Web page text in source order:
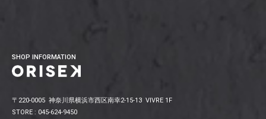
SHOP INFORMATION
〒220-0005 神奈川県横浜市西区南幸2-15-13 VIVRE 1F
STORE : 045-624-9450